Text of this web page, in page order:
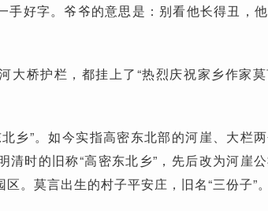
手好字。爷爷的意思是：别看他长得丑，
大桥护栏，都挂上了“热烈庆祝家乡作家
乡”。如今实指高密东北部的河崖、大栏
清时的旧称“高密东北乡”，先后改为河崖
。莫言出生的村子平安庄，旧名“三份子”。